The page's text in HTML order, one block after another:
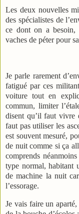
Les deux nouvelles
des spécialistes de
ce dont on a besoin,
vaches de péter pour
Je parle rarement
fatigué par ces
voiture tout en
commun, limiter
disent qu’il faut vivre
faut pas utiliser les
est souvent mesuré,
de nuit comme si ça
comprends
type normal, habitant
de machine la nuit
l’essorage.
Je vais faire un